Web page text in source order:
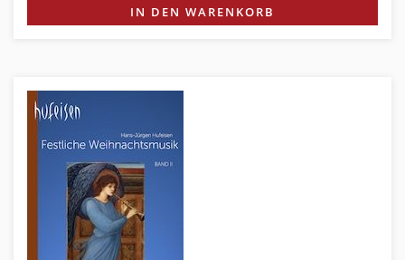
IN DEN WARENKORB